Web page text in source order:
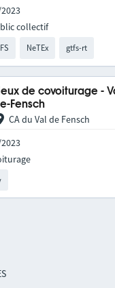
NeTEx gtfs-rt
collectif
de covoiturage -
Fensch
CA du Val de Fensch